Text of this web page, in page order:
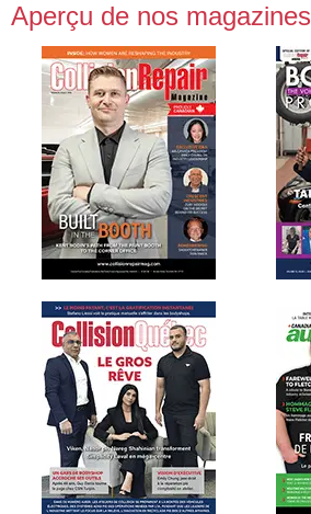
Aperçu de nos magazines